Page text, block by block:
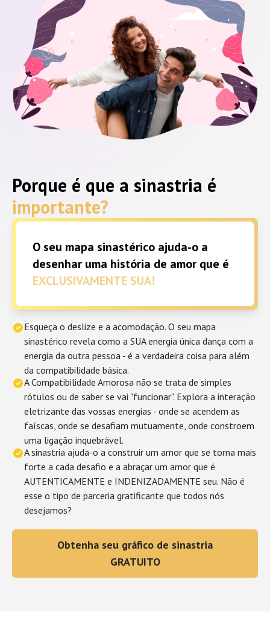
Porque é que a sinastria é
importante?
O seu mapa sinastérico ajuda-o a
desenhar uma história de amor que é
EXCLUSIVAMENTE SUA!
Esqueça o deslize e a acomodação. O seu mapa
sinastérico revela como a SUA energia única dança com a
energia da outra pessoa - é a verdadeira coisa para além
da compatibilidade básica.
A Compatibilidade Amorosa não se trata de simples
rótulos ou de saber se vai "funcionar". Explora a interação
eletrizante das vossas energias - onde se acendem as
faíscas, onde se desafiam mutuamente, onde constroem
uma ligação inquebrável.
A sinastria ajuda-o a construir um amor que se torna mais
forte a cada desafio e a abraçar um amor que é
AUTENTICAMENTE e INDENIZADAMENTE seu. Não é
esse o tipo de parceria gratificante que todos nós
desejamos?
Obtenha seu gráfico de sinastria
GRATUITO